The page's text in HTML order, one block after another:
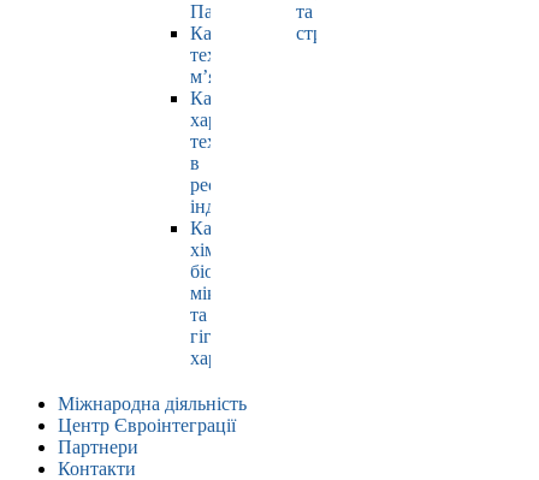
Павлюк
Кафедра
технології
м’яса
Кафедра
харчових
технологій
в
ресторанній
індустрії
Кафедра
хімії,
біохімії,
мікробіології
та
гігієни
харчування
та
страхування
Міжнародна діяльність
Центр Євроінтеграції
Партнери
Контакти